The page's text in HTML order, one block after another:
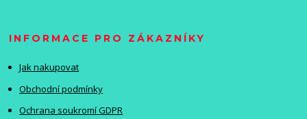
INFORMACE PRO ZÁKAZNÍKY
Jak nakupovat
Obchodní podmínky
Ochrana soukromí GDPR